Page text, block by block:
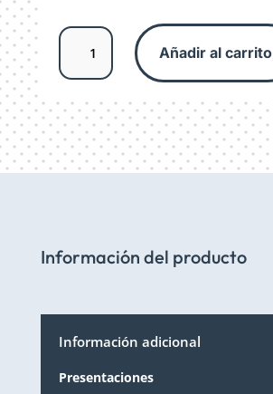
Aceite
portador
de
Amarillo
cantidad
Añadir al carrito
Información del producto
Información adicional
Presentaciones